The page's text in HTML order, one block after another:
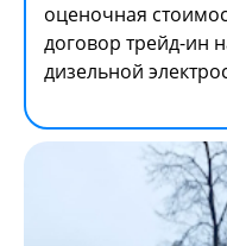
оценочная
договор трейд-ин
дизельной